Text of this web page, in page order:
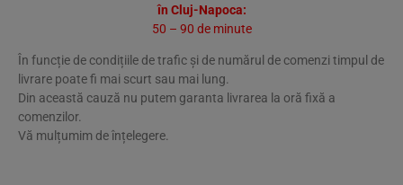
în Cluj-Napoca:
50 – 90 de minute
În funcție de condițiile de trafic și de numărul de comenzi timpul de
livrare poate fi mai scurt sau mai lung.
Din această cauză nu putem garanta livrarea la oră fixă a
comenzilor.
Vă mulțumim de înțelegere.